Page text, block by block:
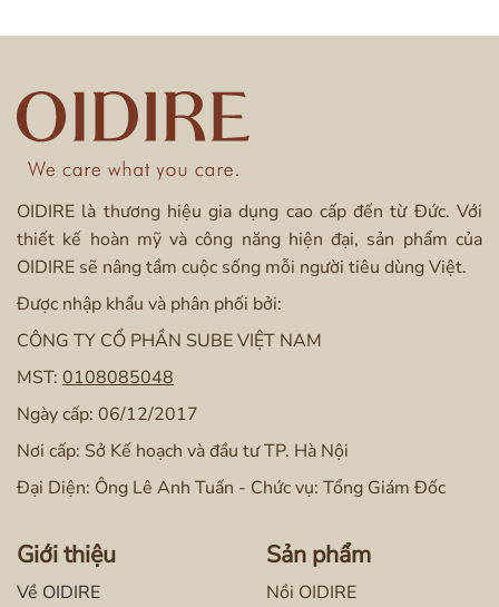
OIDIRE là thương hiệu gia dụng cao cấp đến từ Đức. Với
thiết kế hoàn mỹ và công năng hiện đại, sản phẩm của
OIDIRE sẽ nâng tầm cuộc sống mỗi người tiêu dùng Việt.
Được nhập khẩu và phân phối bởi:
CÔNG TY CỔ PHẦN SUBE VIỆT NAM
MST: 0108085048
Ngày cấp: 06/12/2017
Nơi cấp: Sở Kế hoạch và đầu tư TP. Hà Nội
Đại Diện: Ông Lê Anh Tuấn - Chức vụ: Tổng Giám Đốc
Giới thiệu
Về OIDIRE
Sản phẩm
Nồi OIDIRE